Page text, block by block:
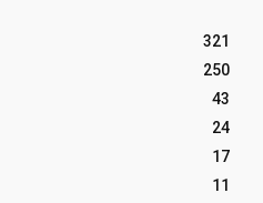
321
250
43
24
17
11